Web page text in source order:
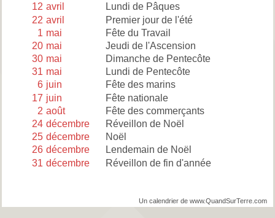
12 avril
Lundi de Pâques
22 avril
Premier jour de l'été
1 mai
Fête du Travail
20 mai
Jeudi de l'Ascension
30 mai
Dimanche de Pentecôte
31 mai
Lundi de Pentecôte
6 juin
Fête des marins
17 juin
Fête nationale
2 août
Fête des commerçants
24 décembre
Réveillon de Noël
25 décembre
Noël
26 décembre
Lendemain de Noël
31 décembre Réveillon de fin d'année
Un calendrier de www.QuandSurTerre.com